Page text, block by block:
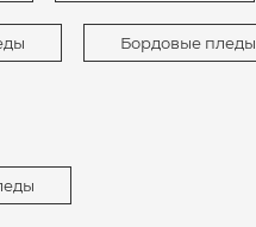
Бордовые пледы